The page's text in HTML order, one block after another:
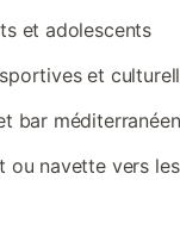
et adolescents
et
bar méditerranéen
ou navette vers